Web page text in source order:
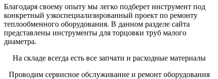
Благодаря своему опыту мы легко подберет инструмент под
конкретный узкоспециализированный проект по ремонту
теплообменного оборудования. В данном разделе сайта
представлены инструменты для торцовки труб малого
диаметра.
На складе всегда есть все запчати и расходные материалы
Проводим сервисное обслуживание и ремонт оборудования